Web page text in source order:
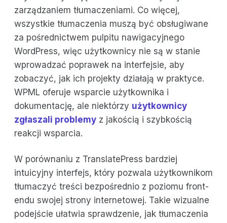
zarządzaniem tłumaczeniami. Co więcej,
wszystkie tłumaczenia muszą być obsługiwane
za pośrednictwem pulpitu nawigacyjnego
WordPress, więc użytkownicy nie są w stanie
wprowadzać poprawek na interfejsie, aby
zobaczyć, jak ich projekty działają w praktyce.
WPML oferuje wsparcie użytkownika i
dokumentację, ale niektórzy użytkownicy
zgłaszali problemy z jakością i szybkością
reakcji wsparcia.
W porównaniu z TranslatePress bardziej
intuicyjny interfejs, który pozwala użytkownikom
tłumaczyć treści bezpośrednio z poziomu front-
endu swojej strony internetowej. Takie wizualne
podejście ułatwia sprawdzenie, jak tłumaczenia